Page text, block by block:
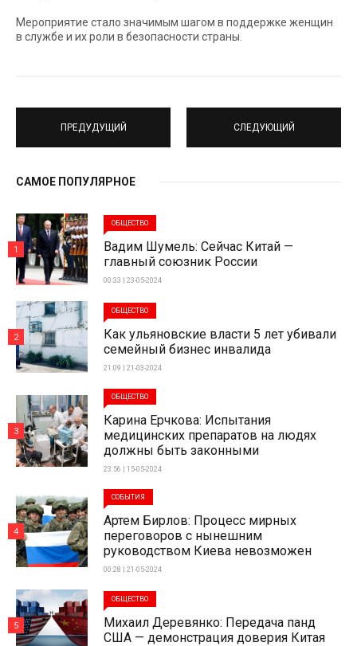
Мероприятие стало значимым шагом в поддержке женщин
в службе и их роли в безопасности страны.
ПРЕДУДУЩИЙ СЛЕДУЮЩИЙ
САМОЕ ПОПУЛЯРНОЕ
ОБЩЕСТВО
Вадим Шумель: Сейчас Китай —
главный союзник России
00:33 | 23-05-2024
1
ОБЩЕСТВО
Как ульяновские власти 5 лет убивали
семейный бизнес инвалида
21:09 | 21-03-2024
2
ОБЩЕСТВО
Карина Ерчкова: Испытания
медицинских препаратов на людях
должны быть законными
23:56 | 15-05-2024
3
СОБЫТИЯ
Артем Бирлов: Процесс мирных
переговоров с нынешним
руководством Киева невозможен
00:28 | 21-05-2024
4
ОБЩЕСТВО
Михаил Деревянко: Передача панд
США — демонстрация доверия Китая
5